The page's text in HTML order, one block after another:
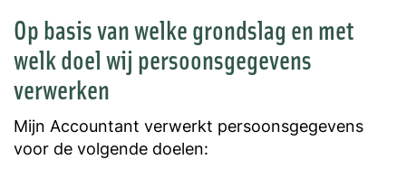
Op basis van welke grondslag en met
welk doel wij persoonsgegevens
verwerken
Mijn Accountant verwerkt persoonsgegevens
voor de volgende doelen: